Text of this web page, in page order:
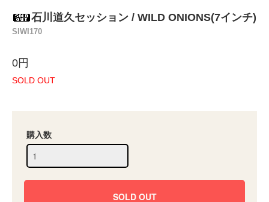
石川道久セッション / WILD ONIONS(7インチ)
SIWI170
0円
SOLD OUT
購入数